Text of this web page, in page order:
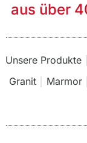
aus über
Unsere Produkte
Granit
Marmor